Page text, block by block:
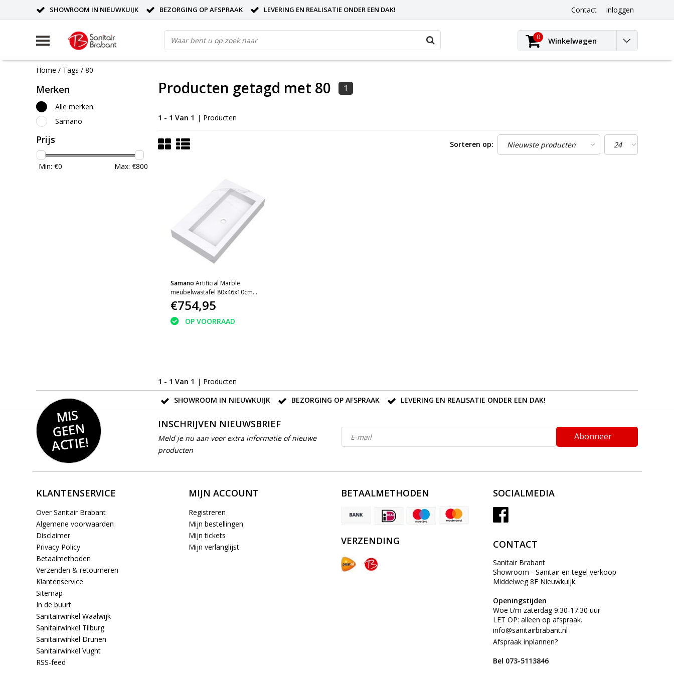
SHOWROOM IN NIEUWKUIJK BEZORGING OP AFSPRAAK LEVERING EN REALISATIE ONDER EEN DAK! Contact Inloggen
0 Winkelwagen
Home / Tags / 80
Merken
Alle merken
Samano
Prijs
Min: €0 Max: €800
Producten getagd met 80 1
1 - 1 Van 1 | Producten
Sorteren op:
Samano Artificial Marble
meubelwastafel 80x46x10cm
zonder overloop 1 wasbak
Midden zonder kraangat
Composiet Calacatta Gold
€754,95
OP VOORRAAD
1 - 1 Van 1 | Producten
SHOWROOM IN NIEUWKUIJK
BEZORGING OP AFSPRAAK LEVERING EN REALISATIE ONDER EEN DAK!
MIS
GEE
N
ACTIE!
INSCHRIJVEN NIEUWSBRIEF
Meld je nu aan voor extra informatie of nieuwe
producten
Abonneer
KLANTENSERVICE
Over Sanitair Brabant
Algemene voorwaarden
Disclaimer
Privacy Policy
Betaalmethoden
Verzenden & retourneren
Klantenservice
Sitemap
In de buurt
Sanitairwinkel Waalwijk
Sanitairwinkel Tilburg
Sanitairwinkel Drunen
Sanitairwinkel Vught
RSS-feed
MIJN ACCOUNT
Registreren
Mijn bestellingen
Mijn tickets
Mijn verlanglijst
BETAALMETHODEN
VERZENDING
SOCIALMEDIA
CONTACT
Sanitair Brabant
Showroom - Sanitair en tegel verkoop
Middelweg 8F Nieuwkuijk
Openingstijden
Woe t/m zaterdag 9:30-17:30 uur
LET OP: alleen op afspraak.
info@sanitairbrabant.nl
Afspraak inplannen?
Bel 073-5113846